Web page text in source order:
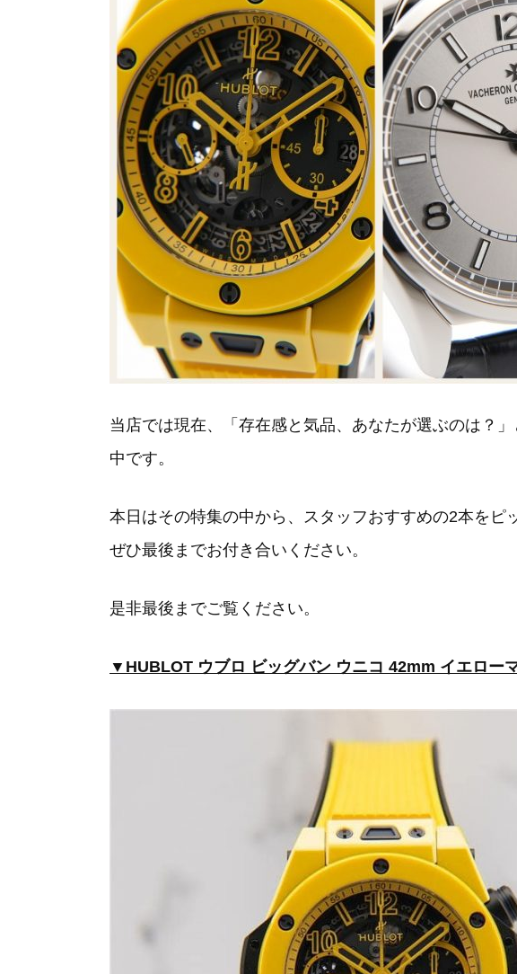
当店では現在、「存在感と気品、あなたが選ぶのは？」
中です。
本日はその特集の中から、スタッフおすすめの2本をピ
ぜひ最後までお付き合いください。
是非最後までご覧ください。
▼HUBLOT ウブロ ビッグバン ウニコ 42mm イエロー